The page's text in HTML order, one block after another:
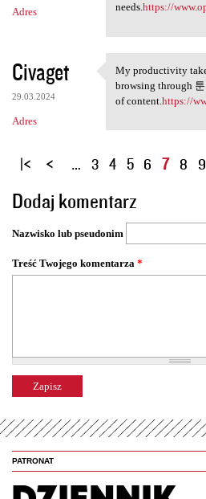
Adres
needs.https://
Civaget
29.03.2024
Adres
My productivity
My productivity
browsing through
of content. https://
S
r
o
y
… 3 4 5 6 7 8 9
Dodaj komentarz
Nazwisko lub pseudonim
Treść Twojego komentarza *
PATRONAT